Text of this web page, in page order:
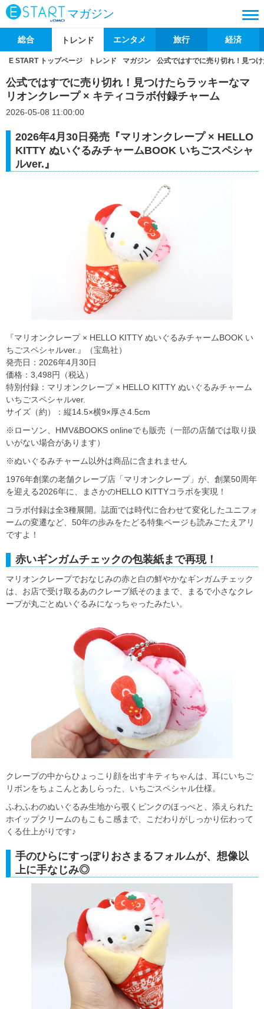
マガジン
総合 トレンド エンタメ 旅行 経済
E START トップページ トレンド マガジン 公式ではすでに売り切れ！見つ
公式ではすでに売り切れ！見つけたらラッキーなマ
リオンクレープ × キティコラボ付録チャーム
2026-05-08 11:00:00
2026年4月30日発売『マリオンクレープ × HELLO
KITTY ぬいぐるみチャームBOOK いちごスペシャ
ルver.』
『マリオンクレープ × HELLO KITTY ぬいぐるみチャームBOOK い
ちごスペシャルver.』（宝島社）
発売日：2026年4月30日
価格：3,498円（税込）
特別付録：マリオンクレープ × HELLO KITTY ぬいぐるみチャーム
いちごスペシャルver.
サイズ（約）：縦14.5×横9×厚さ4.5cm
※ローソン、HMV&BOOKS onlineでも販売（一部の店舗では取り扱
いがない場合があります）
※ぬいぐるみチャーム以外は商品に含まれません
1976年創業の老舗クレープ店「マリオンクレープ」が、創業50周年
を迎える2026年に、まさかのHELLO KITTYコラボを実現！
コラボ付録は全3種展開。誌面では時代に合わせて変化したユニフォ
ームの変遷など、50年の歩みをたどる特集ページも読みごたえアリ
ですよ！
赤いギンガムチェックの包装紙まで再現！
マリオンクレープでおなじみの赤と白の鮮やかなギンガムチェック
は、お店で受け取るあのクレープ紙そのままで、まるで小さなクレ
ープが丸ごとぬいぐるみになっちゃったみたい。
クレープの中からひょっこり顔を出すキティちゃんは、耳にいちご
リボンをちょこんとあしらった、いちごスペシャル仕様。
ふわふわのぬいぐるみ生地から覗くピンクのほっぺと、添えられた
ホイップクリームのもこもこ感まで、こだわりがしっかり伝わって
くる仕上がりです♪
手のひらにすっぽりおさまるフォルムが、想像以
上に手なじみ◎